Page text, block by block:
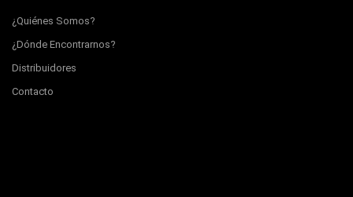
¿Quiénes Somos?
¿Dónde Encontrarnos?
Distribuidores
Contacto